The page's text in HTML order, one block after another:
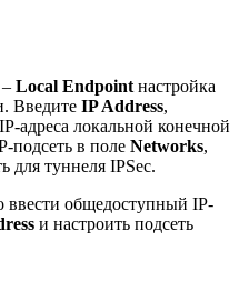
– Local Endpoint настройка
Введите IP Address,
адреса локальной конечной
подсеть в поле Networks,
для туннеля IPSec.
ввести общедоступный IP-
и настроить подсеть